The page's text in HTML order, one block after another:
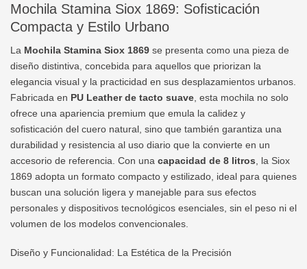
Mochila Stamina Siox 1869: Sofisticación
Compacta y Estilo Urbano
La Mochila Stamina Siox 1869 se presenta como una pieza de
diseño distintiva, concebida para aquellos que priorizan la
elegancia visual y la practicidad en sus desplazamientos urbanos.
Fabricada en PU Leather de tacto suave, esta mochila no solo
ofrece una apariencia premium que emula la calidez y
sofisticación del cuero natural, sino que también garantiza una
durabilidad y resistencia al uso diario que la convierte en un
accesorio de referencia. Con una capacidad de 8 litros, la Siox
1869 adopta un formato compacto y estilizado, ideal para quienes
buscan una solución ligera y manejable para sus efectos
personales y dispositivos tecnológicos esenciales, sin el peso ni el
volumen de los modelos convencionales.
Diseño y Funcionalidad: La Estética de la Precisión